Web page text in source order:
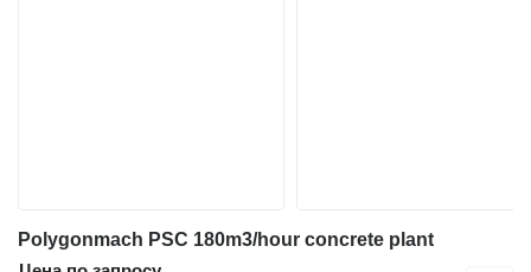
Polygonmach PSC 180m3/hour concrete plant